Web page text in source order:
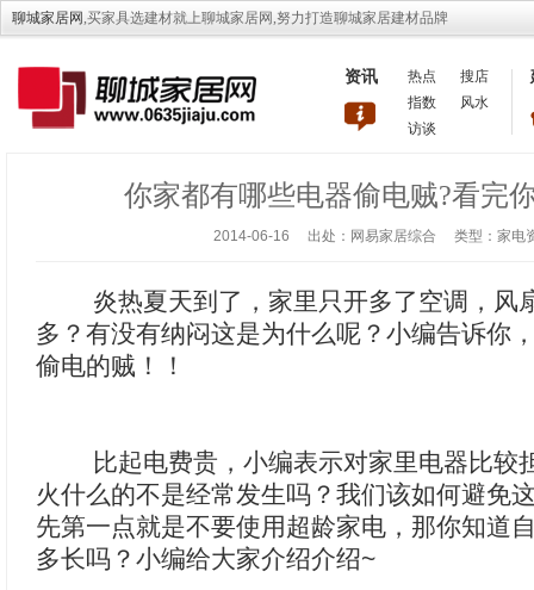
聊城家居网,买家具选建材就上聊城家居网,努力打造聊城家居建材品牌
资讯 热点
搜店
指数
风水
访谈
你家都有哪些电器偷电贼?看完
2014-06-16 出处：网易家居综合 类型：家
炎热夏天到了，家里只开多了空调，风
多？有没有纳闷这是为什么呢？小编告诉你
偷电的贼！！
比起电费贵，小编表示对家里电器比较
火什么的不是经常发生吗？我们该如何避免
先第一点就是不要使用超龄家电，那你知道
多长吗？小编给大家介绍介绍~